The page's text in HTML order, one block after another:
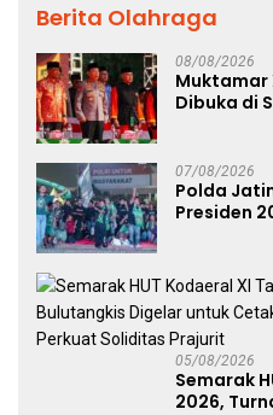
Berita Olahraga
08/08/2026
Muktamar
Dibuka di
07/08/2026
Polda
Presiden
05/08/2026
Semarak
2026,